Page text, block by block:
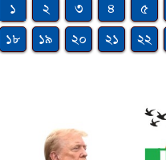
১ ২ ৩ ৪
৫
১৮
১৯ ২০ ২১ ২২